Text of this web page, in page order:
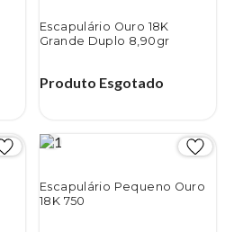
Escapulário Ouro 18K
Grande Duplo 8,90gr
Produto Esgotado
Escapulário Pequeno Ouro
18K 750